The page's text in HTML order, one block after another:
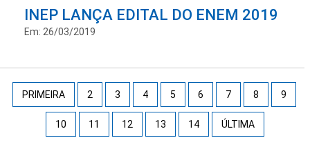
INEP LANÇA EDITAL DO ENEM 2019
Em: 26/03/2019
PRIMEIRA 2 3 4 5 6 7 8 9
10 11 12 13 14 ÚLTIMA